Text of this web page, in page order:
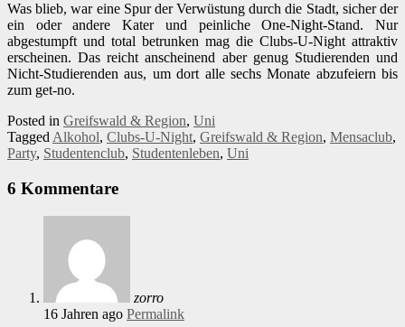
Was blieb, war eine Spur der Verwüstung durch die Stadt, sicher der
ein oder andere Kater und peinliche One-Night-Stand. Nur
abgestumpft und total betrunken mag die Clubs-U-Night attraktiv
erscheinen. Das reicht anscheinend aber genug Studierenden und
Nicht-Studierenden aus, um dort alle sechs Monate abzufeiern bis
zum get-no.
Posted in Greifswald & Region, Uni
TaggedAlkohol, Clubs-U-Night, Greifswald & Region, Mensaclub,
Party, Studentenclub, Studentenleben, Uni
6 Kommentare
zorro
16 Jahren ago Permalink